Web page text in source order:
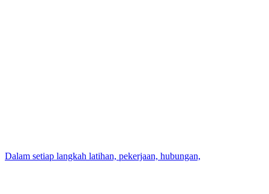
Dalam setiap langkah latihan, pekerjaan, hubungan,